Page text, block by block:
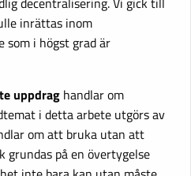
inrättas inom
som i högst grad är
uppdrag handlar om
i detta arbete utgörs av
om att bruka utan att
grundas på en övertygelse